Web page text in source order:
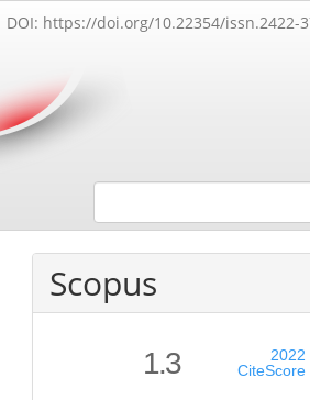
DOI: https://doi.org/10.22354/issn.2422-
Scopus
1.3
2022
CiteScore